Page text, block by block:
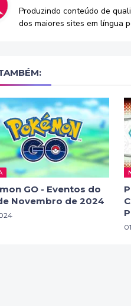
Produzindo conteúdo de
dos maiores sites em língua
GO - Eventos do
Novembro de 2024